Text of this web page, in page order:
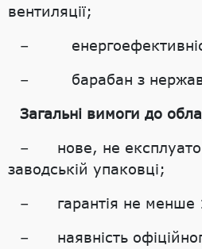
вентиляції;
–
– барабан з
Загальні вимоги до
– нове, не
заводській упаковці;
– гарантія не менше
– наявність